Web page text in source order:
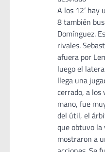
A los 12’ hay
8 también
Domínguez.
rivales.
afuera por
luego el
llega una
cerrado, a los
mano, fue
del útil, el
que obtuvo
mostraron a